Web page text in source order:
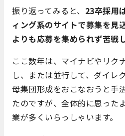
振り返ってみると、 23卒採用
ィング系のサイトで募集を見
よりも応募を集められず苦戦
ここ数年は、マイナビやリク
し、または並行して、ダイレ
母集団形成をおこなおうと手
たのですが、全体的に思った
業が多くいらっしゃいます。